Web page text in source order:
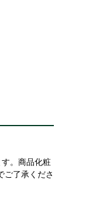
。商品化粧
ご了承くださ